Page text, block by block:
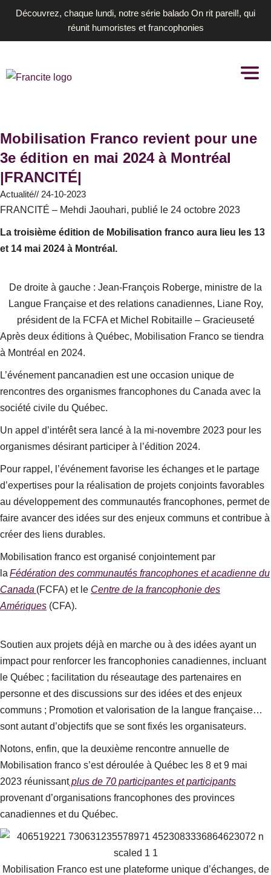
Aller
contenu
Découvrez, chaque lundi, notre série balado On rit pareil!, qui
réunit humoristes et francophonies
Mobilisation Franco revient pour une
3e édition en mai 2024 à Montréal
|FRANCITÉ|
Actualité// 24-10-2023
FRANCITÉ – Mehdi Jaouhari, publié le 24 octobre 2023
La troisième édition de Mobilisation franco aura lieu les 13
et 14 mai 2024 à Montréal.
De droite à gauche : Jean-François Roberge, ministre de la
Langue Française et des relations canadiennes, Liane Roy,
président de la FCFA et Michel Robitaille – Gracieuseté
Après deux éditions à Québec, Mobilisation Franco se tiendra
à Montréal en 2024.
L’événement pancanadien est une occasion unique de
rencontres des organismes francophones du Canada avec la
société civile du Québec.
Un appel d’intérêt sera lancé à la mi-novembre 2023 pour les
organismes désirant participer à l’édition 2024.
Pour rappel, l’événement favorise les échanges et le partage
d’expertises pour la réalisation de projets conjoints favorables
au développement des communautés francophones, permet de
faire avancer des idées sur des enjeux communs et contribue à
créer des liens durables.
Mobilisation franco est organisé conjointement par
la Fédération des communautés francophones et acadienne du
Canada (FCFA) et le Centre de la francophonie des
Amériques (CFA).
Soutien aux projets déjà en marche ou à des idées ayant un
impact pour renforcer les francophonies canadiennes, incluant
le Québec ; facilitation du réseautage des partenaires en
personne et des discussions sur des idées et des enjeux
communs ; Promotion et valorisation de la langue française…
sont autant d’objectifs que se sont fixés les organisateurs.
Notons, enfin, que la deuxième rencontre annuelle de
Mobilisation franco s’est déroulée à Québec les 8 et 9 mai
2023 réunissantplus de 70 participantes et participants
provenant d’organisations francophones des provinces
canadiennes et du Québec.
Mobilisation Franco est une plateforme unique d’échanges, de